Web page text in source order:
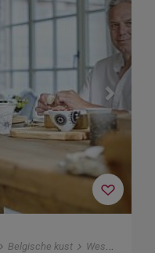
Belgische kust Westhoek Diksmuide